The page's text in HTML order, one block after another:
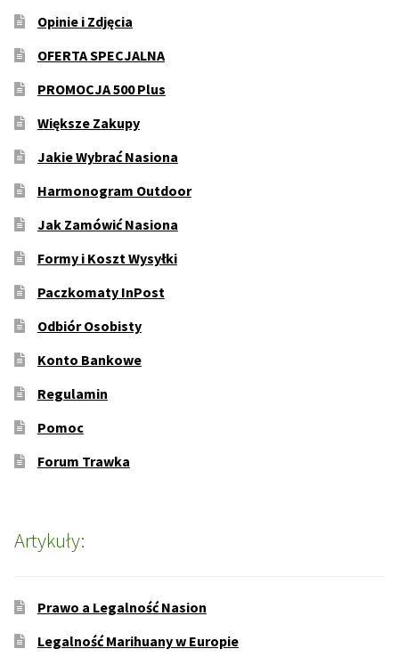
Opinie i Zdjęcia
OFERTA SPECJALNA
PROMOCJA 500 Plus
Większe Zakupy
Jakie Wybrać Nasiona
Harmonogram Outdoor
Jak Zamówić Nasiona
Formy i Koszt Wysyłki
Paczkomaty InPost
Odbiór Osobisty
Konto Bankowe
Regulamin
Pomoc
Forum Trawka
Artykuły:
Prawo a Legalność Nasion
Legalność Marihuany w Europie